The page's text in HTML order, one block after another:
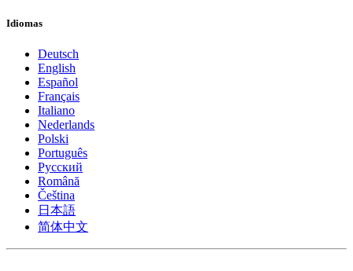
Idiomas
Deutsch
English
Español
Français
Italiano
Nederlands
Polski
Português
Pусский
Română
Čeština
日本語
简体中文